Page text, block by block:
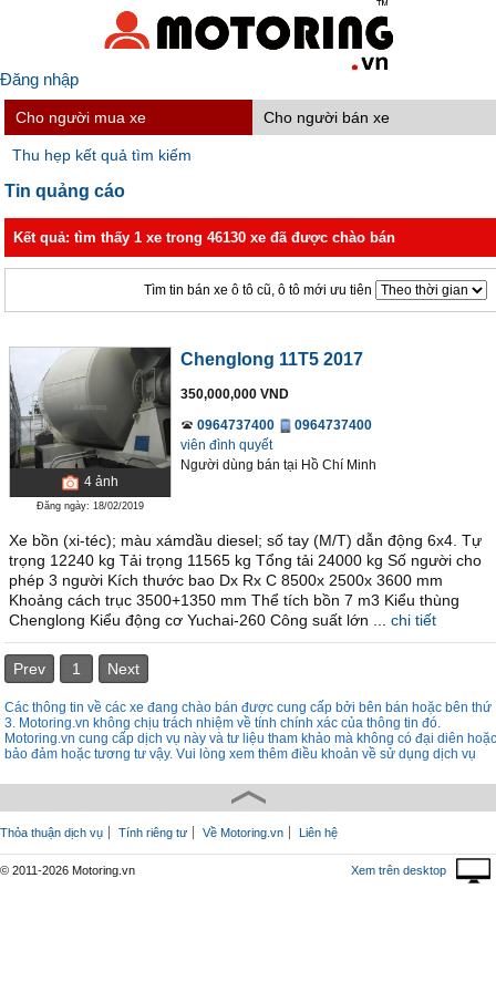
Đăng nhập
Cho người mua xe Cho người bán xe
Thu hẹp kết quả tìm kiếm
Tin quảng cáo
Kết quả: tìm thấy 1 xe trong 46130 xe đã được chào bán
Tìm tin bán xe ô tô cũ, ô tô mới ưu tiên
4 ảnh
Đăng ngày: 18/02/2019
Chenglong 11T5 2017
350,000,000 VND
0964737400
0964737400
viên đình quyết
Người dùng bán tại Hồ Chí Minh
Xe bồn (xi-téc); màu xámdầu diesel; số tay (M/T) dẫn động 6x4. Tự
trọng 12240 kg Tải trọng 11565 kg Tổng tải 24000 kg Số người cho
phép 3 người Kích thước bao Dx Rx C 8500x 2500x 3600 mm
Khoảng cách trục 3500+1350 mm Thể tích bồn 7 m3 Kiểu thùng
Chenglong Kiểu động cơ Yuchai-260 Công suất lớn ...
chi tiết
Prev 1 Next
Các thông tin về các xe đang chào bán được cung cấp bởi bên bán hoặc bên thứ
3. Motoring.vn không chịu trách nhiệm về tính chính xác của thông tin đó.
Motoring.vn cung cấp dịch vụ này và tư liệu tham khảo mà không có đại diên hoặc
bảo đảm hoặc tương tư vậy. Vui lòng xem thêm điều khoản về sử dụng dịch vụ
Thỏa thuận dịch vụ Tính riêng tư Về Motoring.vn Liên hệ
© 2011-2026 Motoring.vn Xem trên desktop